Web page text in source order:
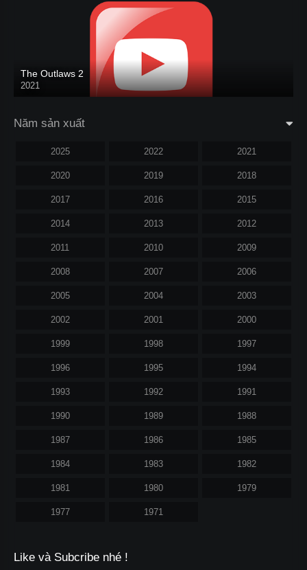
The Outlaws 2
2021
Năm sản xuất
2025 2022 2021
2020 2019 2018
2017 2016 2015
2014 2013 2012
2011 2010 2009
2008 2007 2006
2005 2004 2003
2002 2001 2000
1999 1998 1997
1996 1995 1994
1993 1992 1991
1990 1989 1988
1987 1986 1985
1984 1983 1982
1981 1980 1979
1977 1971
Like và Subcribe nhé !